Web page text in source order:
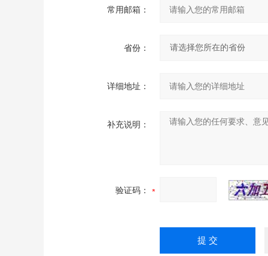
常用邮箱：
省份：
详细地址：
补充说明：
验证码：